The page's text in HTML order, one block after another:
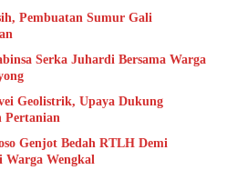
Pembuatan Sumur Gali
Serka Juhardi Bersama Warga
Geolistrik, Upaya Dukung
Pertanian
Genjot Bedah RTLH Demi
Wengkal